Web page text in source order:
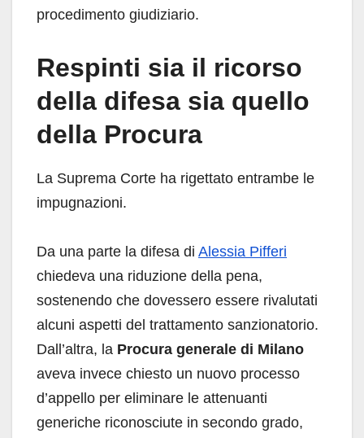
procedimento giudiziario.
Respinti sia il ricorso
della difesa sia quello
della Procura
La Suprema Corte ha rigettato entrambe le
impugnazioni.
Da una parte la difesa di Alessia Pifferi
chiedeva una riduzione della pena,
sostenendo che dovessero essere rivalutati
alcuni aspetti del trattamento sanzionatorio.
Dall’altra, la Procura generale di Milano
aveva invece chiesto un nuovo processo
d’appello per eliminare le attenuanti
generiche riconosciute in secondo grado,